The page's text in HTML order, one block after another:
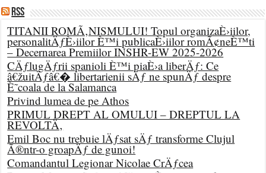
RSS
TITANII ROMÃ‚NISMULUI! Topul organizaÈ›iilor,
personalitÄƒÈ›iilor È™i publicaÈ›iilor romÃ¢neÈ™ti
– Decernarea Premiilor INSHR-EW 2025-2026
CÄƒlugÄƒrii spanioli È™i piaÈ›a liberÄƒ: Ce
â€žuitÄƒâ€� libertarienii sÄƒ ne spunÄƒ despre
È˜coala de la Salamanca
Privind lumea de pe Athos
PRIMUL DREPT AL OMULUI – DREPTUL LA
REVOLTÄ‚
Emil Boc nu trebuie lÄƒsat sÄƒ transforme Clujul
Ã®ntr-o groapÄƒ de gunoi!
Comandantul Legionar Nicolae CrÄƒcea